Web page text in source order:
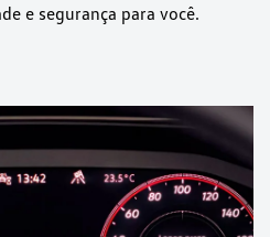
e segurança para você.